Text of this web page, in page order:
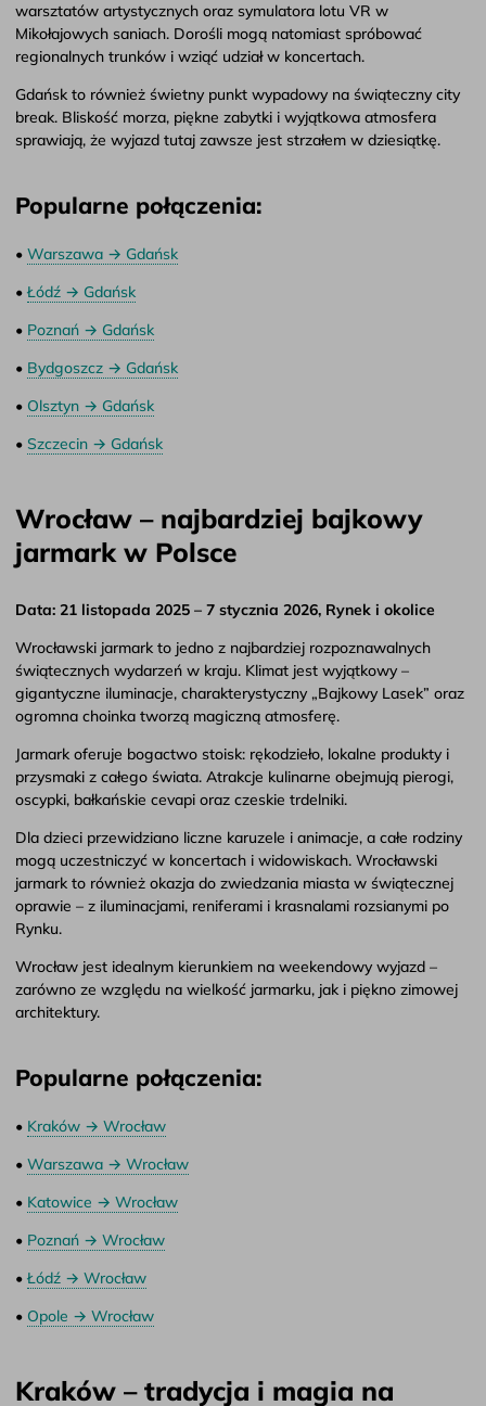
warsztatów artystycznych oraz symulatora lotu VR w
Mikołajowych saniach. Dorośli mogą natomiast spróbować
regionalnych trunków i wziąć udział w koncertach.
Gdańsk to również świetny punkt wypadowy na świąteczny city
break. Bliskość morza, piękne zabytki i wyjątkowa atmosfera
sprawiają, że wyjazd tutaj zawsze jest strzałem w dziesiątkę.
Popularne połączenia:
• Warszawa → Gdańsk
• Łódź → Gdańsk
• Poznań → Gdańsk
• Bydgoszcz → Gdańsk
• Olsztyn → Gdańsk
• Szczecin → Gdańsk
Wrocław – najbardziej bajkowy
jarmark w Polsce
Data: 21 listopada 2025 – 7 stycznia 2026, Rynek i okolice
Wrocławski jarmark to jedno z najbardziej rozpoznawalnych
świątecznych wydarzeń w kraju. Klimat jest wyjątkowy –
gigantyczne iluminacje, charakterystyczny „Bajkowy Lasek” oraz
ogromna choinka tworzą magiczną atmosferę.
Jarmark oferuje bogactwo stoisk: rękodzieło, lokalne produkty i
przysmaki z całego świata. Atrakcje kulinarne obejmują pierogi,
oscypki, bałkańskie cevapi oraz czeskie trdelniki.
Dla dzieci przewidziano liczne karuzele i animacje, a całe rodziny
mogą uczestniczyć w koncertach i widowiskach. Wrocławski
jarmark to również okazja do zwiedzania miasta w świątecznej
oprawie – z iluminacjami, reniferami i krasnalami rozsianymi po
Rynku.
Wrocław jest idealnym kierunkiem na weekendowy wyjazd –
zarówno ze względu na wielkość jarmarku, jak i piękno zimowej
architektury.
Popularne połączenia:
• Kraków → Wrocław
• Warszawa → Wrocław
• Katowice → Wrocław
• Poznań → Wrocław
• Łódź → Wrocław
• Opole → Wrocław
Kraków – tradycja i magia na